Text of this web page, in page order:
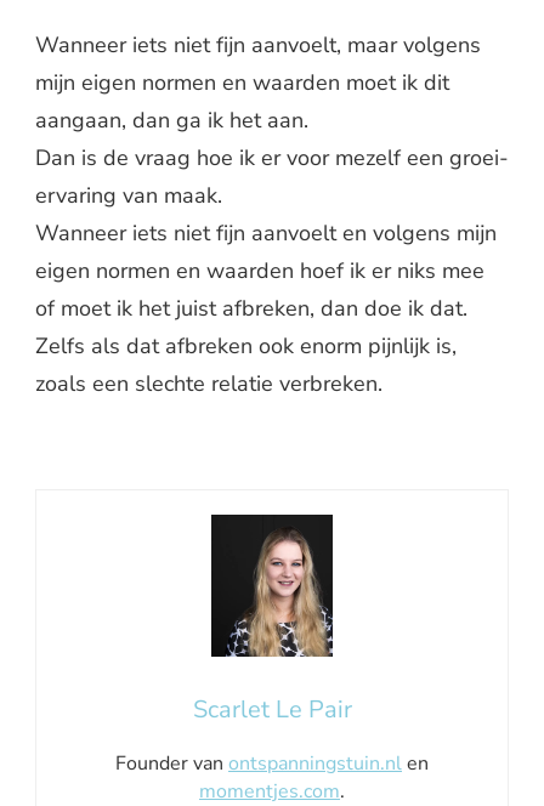
Wanneer iets niet fijn aanvoelt, maar volgens
mijn eigen normen en waarden moet ik dit
aangaan, dan ga ik het aan.
Dan is de vraag hoe ik er voor mezelf een groei-
ervaring van maak.
Wanneer iets niet fijn aanvoelt en volgens mijn
eigen normen en waarden hoef ik er niks mee
of moet ik het juist afbreken, dan doe ik dat.
Zelfs als dat afbreken ook enorm pijnlijk is,
zoals een slechte relatie verbreken.
Scarlet Le Pair
Founder van ontspanningstuin.nlen
momentjes.com.